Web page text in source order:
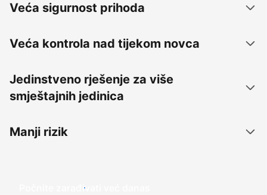
Veća sigurnost prihoda
Veća kontrola nad tijekom novca
Jedinstveno rješenje za više
smještajnih jedinica
Manji rizik
Počnite zarađivati već ​​danas